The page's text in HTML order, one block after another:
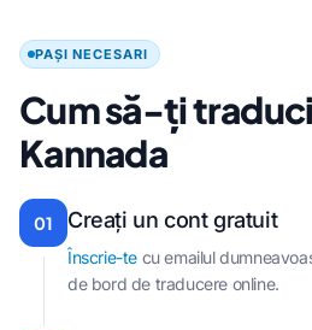
PAȘI NECESARI
Cum să-ți
Kannada
01 Creați un cont gratuit
Înscrie-te cu emailul
de bord de traducere online.